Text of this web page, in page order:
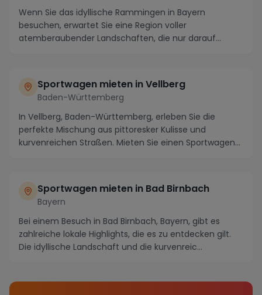
Wenn Sie das idyllische Rammingen in Bayern
besuchen, erwartet Sie eine Region voller
atemberaubender Landschaften, die nur darauf
Sportwagen mieten in Vellberg
Baden-Württemberg
In Vellberg, Baden-Württemberg, erleben Sie die
perfekte Mischung aus pittoresker Kulisse und
kurvenreichen Straßen. Mieten Sie einen Sportwagen
Sportwagen mieten in Bad Birnbach
Bayern
Bei einem Besuch in Bad Birnbach, Bayern, gibt es
zahlreiche lokale Highlights, die es zu entdecken gilt.
Die idyllische Landschaft und die kurvenreic...